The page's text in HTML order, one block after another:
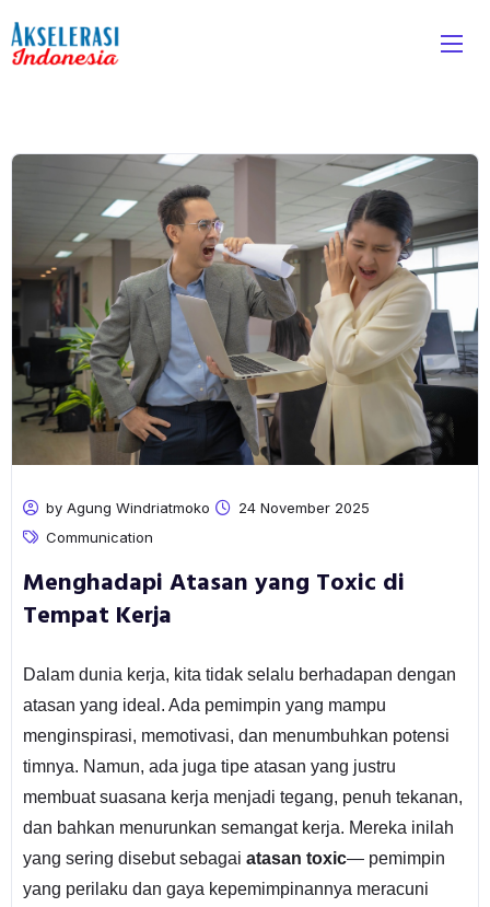
by Agung Windriatmoko
24 November 2025
Communication
Menghadapi Atasan yang Toxic di
Tempat Kerja
Dalam dunia kerja, kita tidak selalu berhadapan dengan
atasan yang ideal. Ada pemimpin yang mampu
menginspirasi, memotivasi, dan menumbuhkan potensi
timnya. Namun, ada juga tipe atasan yang justru
membuat suasana kerja menjadi tegang, penuh tekanan,
dan bahkan menurunkan semangat kerja. Mereka inilah
yang sering disebut sebagai atasan toxic— pemimpin
yang perilaku dan gaya kepemimpinannya meracuni